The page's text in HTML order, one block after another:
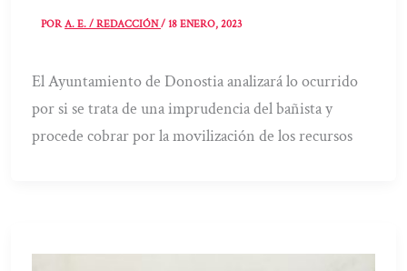
PORA. E. / REDACCIÓN/18 ENERO, 2023
El Ayuntamiento de Donostia analizará lo ocurrido
por si se trata de una imprudencia del bañista y
procede cobrar por la movilización de los recursos